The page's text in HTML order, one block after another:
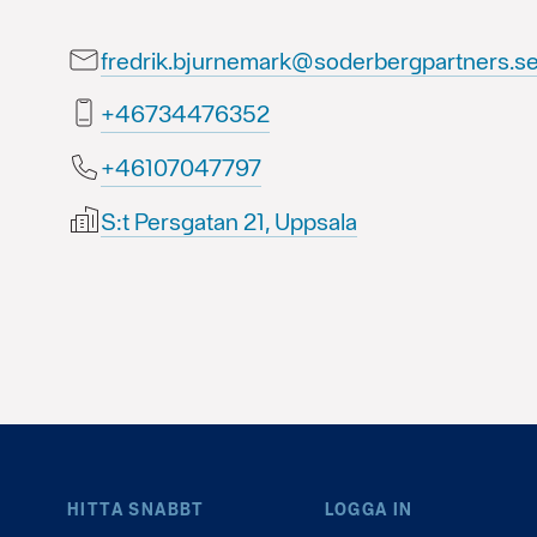
25367443764+
79774070164+
S:t Persgatan 21, Uppsala
HITTA SNABBT LOGGA IN